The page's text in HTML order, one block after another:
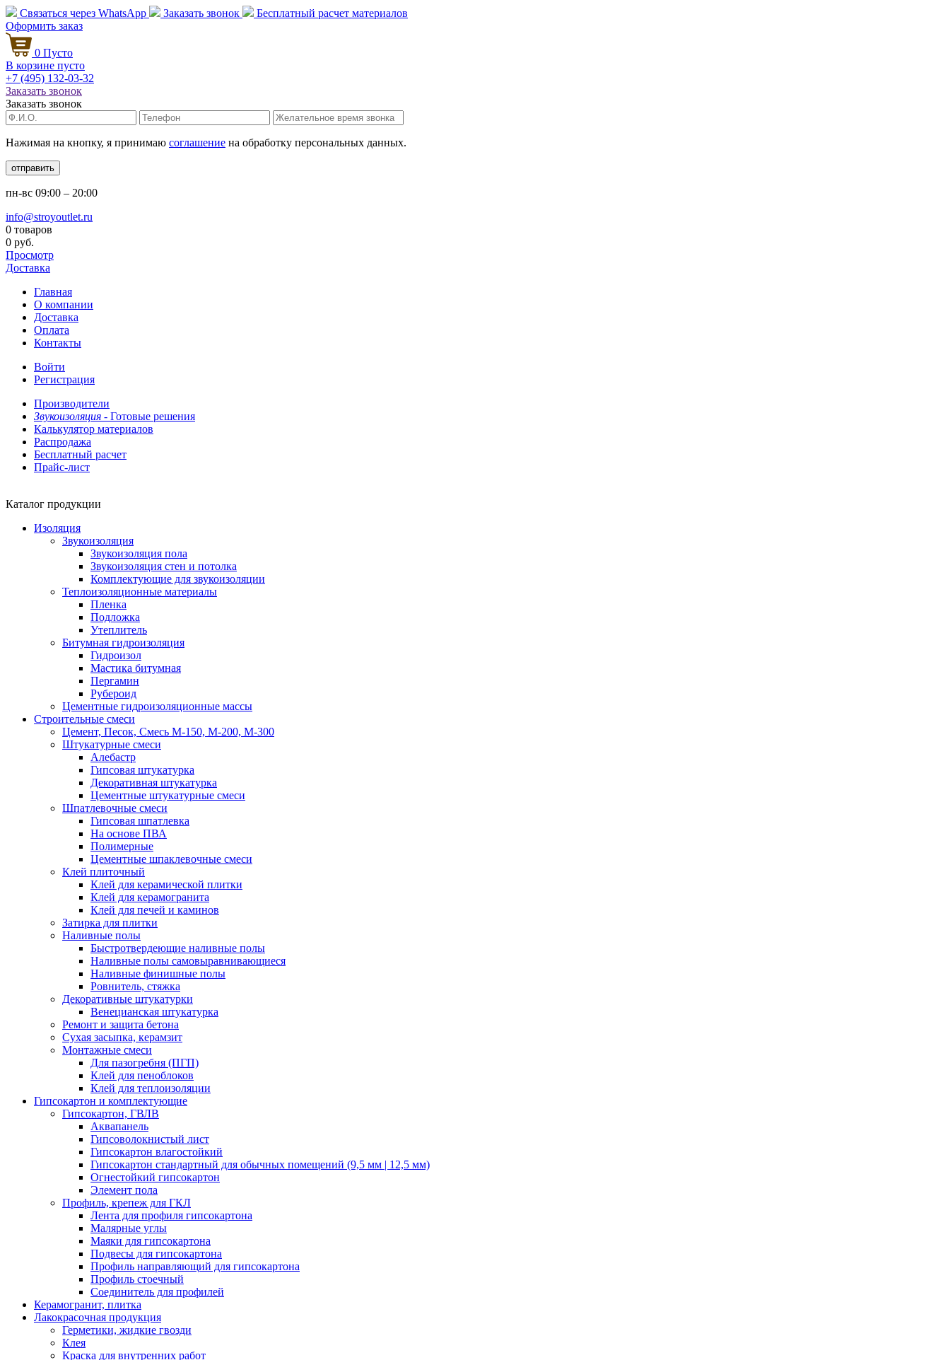
Связаться через WhatsApp Заказать звонок Бесплатный расчет материалов
Оформить заказ
0 Пусто
В корзине пусто
+7 (495) 132-03-32
Заказать звонок
Заказать звонок
Нажимая на кнопку, я принимаю соглашение на обработку персональных данных.
отправить
пн-вс 09:00 – 20:00
info@stroyoutlet.ru
0 товаров
0 руб.
Просмотр
Доставка
Главная
О компании
Доставка
Оплата
Контакты
Войти
Регистрация
Производители
Звукоизоляция - Готовые решения
Калькулятор материалов
Распродажа
Бесплатный расчет
Прайс-лист
Каталог продукции
Изоляция
Звукоизоляция
Звукоизоляция пола
Звукоизоляция стен и потолка
Комплектующие для звукоизоляции
Теплоизоляционные материалы
Пленка
Подложка
Утеплитель
Битумная гидроизоляция
Гидроизол
Мастика битумная
Пергамин
Рубероид
Цементные гидроизоляционные массы
Строительные смеси
Цемент, Песок, Смесь М-150, М-200, М-300
Штукатурные смеси
Алебастр
Гипсовая штукатурка
Декоративная штукатурка
Цементные штукатурные смеси
Шпатлевочные смеси
Гипсовая шпатлевка
На основе ПВА
Полимерные
Цементные шпаклевочные смеси
Клей плиточный
Клей для керамической плитки
Клей для керамогранита
Клей для печей и каминов
Затирка для плитки
Наливные полы
Быстротвердеющие наливные полы
Наливные полы самовыравнивающиеся
Наливные финишные полы
Ровнитель, стяжка
Декоративные штукатурки
Венецианская штукатурка
Ремонт и защита бетона
Сухая засыпка, керамзит
Монтажные смеси
Для пазогребня (ПГП)
Клей для пеноблоков
Клей для теплоизоляции
Гипсокартон и комплектующие
Гипсокартон, ГВЛВ
Аквапанель
Гипсоволокнистый лист
Гипсокартон влагостойкий
Гипсокартон стандартный для обычных помещений (9,5 мм | 12,5 мм)
Огнестойкий гипсокартон
Элемент пола
Профиль, крепеж для ГКЛ
Лента для профиля гипсокартона
Малярные углы
Маяки для гипсокартона
Подвесы для гипсокартона
Профиль направляющий для гипсокартона
Профиль стоечный
Соединитель для профилей
Керамогранит, плитка
Лакокрасочная продукция
Герметики, жидкие гвозди
Клея
Краска для внутренних работ